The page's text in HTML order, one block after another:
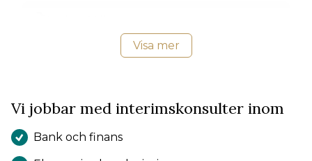
Visa mer
Vi jobbar med interimskonsulter inom
Bank och finans